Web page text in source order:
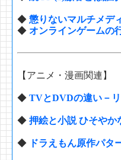
◆ 懲りないマルチメデ
◆ オンラインゲームの
【アニメ・漫画関連】
◆ TVとDVDの違い－
◆ 押絵と小説 ひそやか
◆ ドラえもん原作パタ